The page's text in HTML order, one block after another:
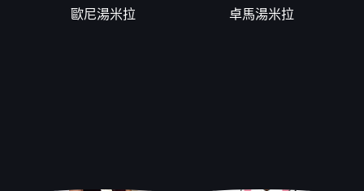
歐尼湯米拉 卓馬湯米拉